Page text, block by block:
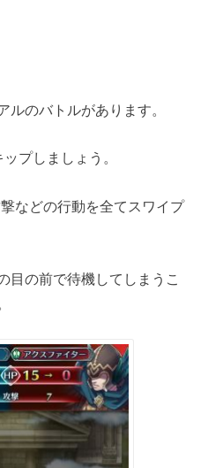
ルのバトルがあります。
プしましょう。
などの行動を全てスワイプ
目の前で待機してしまうこ